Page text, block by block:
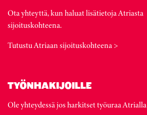
Ota yhteyttä, kun haluat lisätietoja Atriasta
sijoituskohteena.
Tutustu Atriaan sijoituskohteena >
TYÖNHAKIJOILLE
Ole yhteydessä jos harkitset työuraa Atrialla